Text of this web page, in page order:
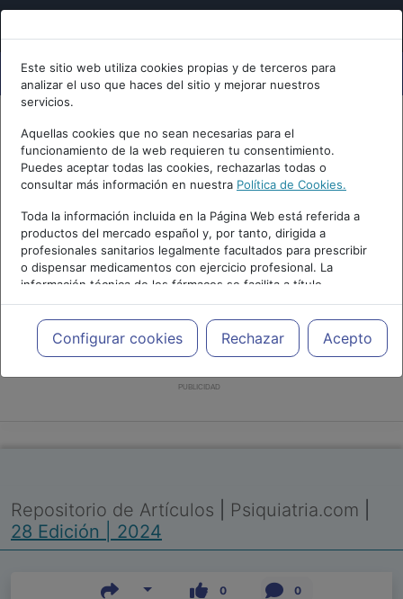
Este sitio web utiliza cookies propias y de terceros para
analizar el uso que haces del sitio y mejorar nuestros
servicios.
Aquellas cookies que no sean necesarias para el
funcionamiento de la web requieren tu consentimiento.
Puedes aceptar todas las cookies, rechazarlas todas o
consultar más información en nuestra Política de Cookies.
Toda la información incluida en la Página Web está referida a
productos del mercado español y, por tanto, dirigida a
profesionales sanitarios legalmente facultados para prescribir
o dispensar medicamentos con ejercicio profesional. La
información técnica de los fármacos se facilita a título
meramente informativo, siendo responsabilidad de los
profesionales facultados prescribir medicamentos y decidir, en
cada caso concreto, el tratamiento más adecuado a las
necesidades del paciente.
Configurar cookies Rechazar Acepto
PUBLICIDAD
Repositorio de Artículos Psiquiatria.com
28 Edición | 2024
0 0